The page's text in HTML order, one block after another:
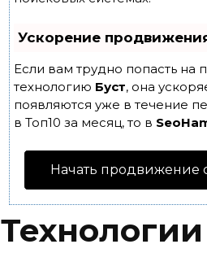
Ускорение
Если вам трудно попасть на
технологию Буст, она
появляются уже в течение
в Топ10 за месяц, то в
Начать продвижение
Технологии